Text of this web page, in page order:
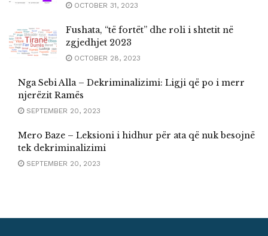
OCTOBER 31, 2023
Fushata, “të fortët” dhe roli i shtetit në
zgjedhjet 2023
OCTOBER 28, 2023
Nga Sebi Alla – Dekriminalizimi: Ligji që po i merr
njerëzit Ramës
SEPTEMBER 20, 2023
Mero Baze – Leksioni i hidhur për ata që nuk besojnë
tek dekriminalizimi
SEPTEMBER 20, 2023